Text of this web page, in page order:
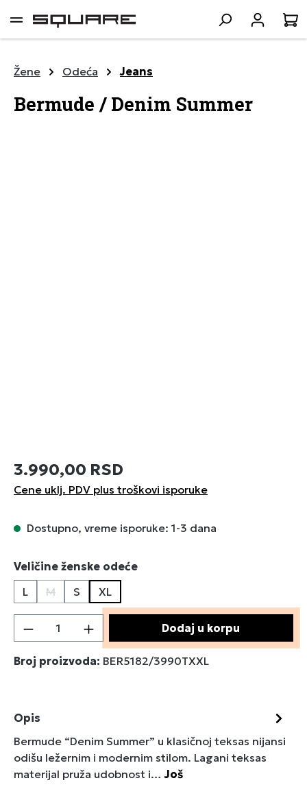
sadržaj
Žene Odeća Jeans
Bermude / Denim Summer
3.990,00 RSD
Cene uklj. PDV plus troškovi isporuke
Dostupno, vreme isporuke: 1-3 dana
Izaberi
Veličine ženske odeće
L
M
(Ova opcija trenutno nije dostupna.)
S XL
Količina proizvoda: Unesite željenu
Dodaj u korpu
Broj proizvoda: BER5182/3990TXXL
Opis
Bermude “Denim Summer” u klasičnoj teksas nijansi
odišu ležernim i modernim stilom. Lagani teksas
materijal pruža udobnost i…Još